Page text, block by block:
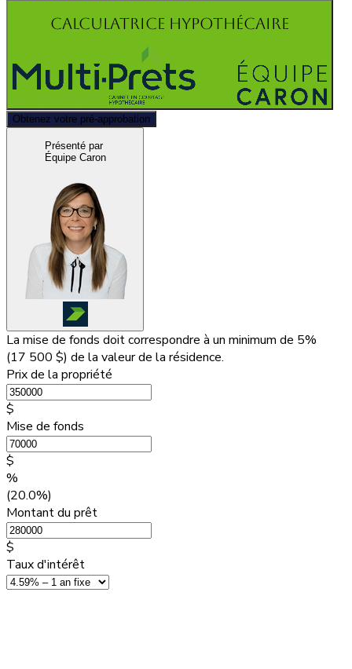
Calculatrice hypothécaire
Obtenez votre pré-approbation
Présenté par
Équipe Caron
La mise de fonds doit correspondre à un minimum de 5%
(17 500 $) de la valeur de la résidence.
Prix de la propriété
$
Mise de fonds
$
%
(20.0%)
Montant du prêt
$
Taux d'intérêt